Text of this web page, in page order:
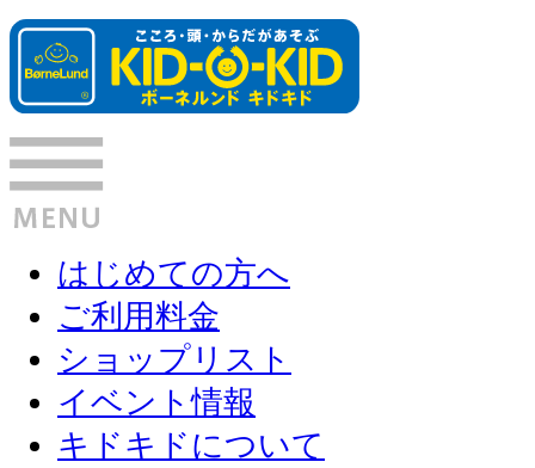
はじめての方へ
ご利用料金
ショップリスト
イベント情報
キドキドについて